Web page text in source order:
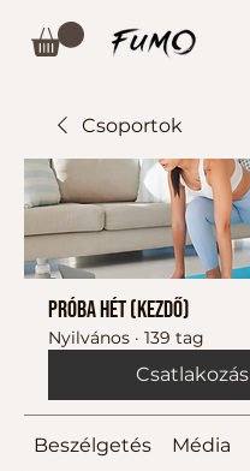
Csoportok
Próba hét (kezdő)
Nyilvános · 139 tag
Csatlakozás
Beszélgetés Média